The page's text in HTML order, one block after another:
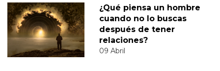
¿Qué piensa un hombre
cuando no lo buscas
después de tener
relaciones?
09 Abril